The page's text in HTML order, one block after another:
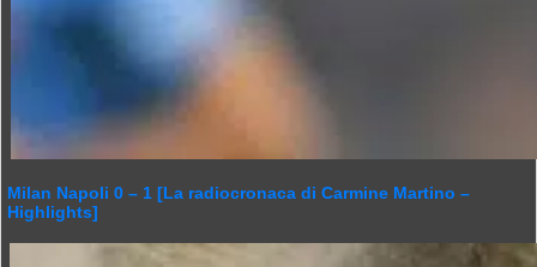
Milan Napoli 0 – 1 [La radiocronaca di Carmine Martino –
Highlights]